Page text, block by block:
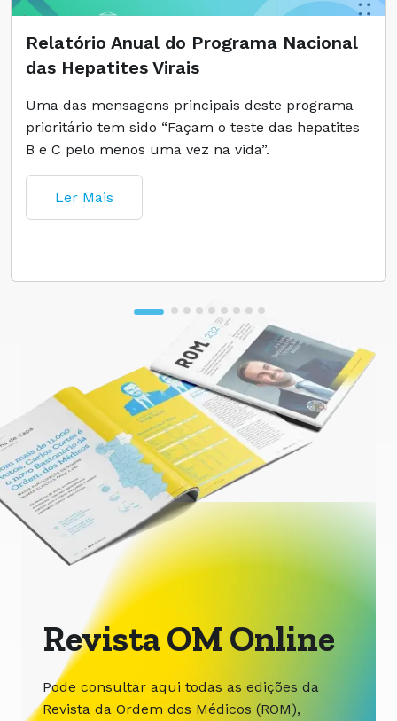
Relatório Anual do Programa Nacional
das Hepatites Virais
Uma das mensagens principais deste programa
prioritário tem sido “Façam o teste das hepatites
B e C pelo menos uma vez na vida”.
Ler Mais
Revista OM Online
Pode consultar aqui todas as edições da
Revista da Ordem dos Médicos (ROM),